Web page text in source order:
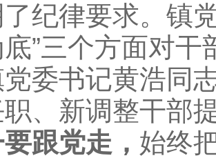
纪律要求。镇
底”三个方面对
书记黄浩同志
、新调整干部
跟党走， 始终